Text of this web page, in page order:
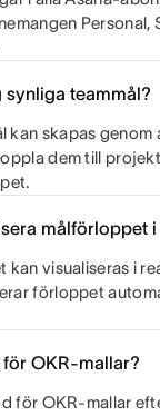
Personal,
synliga teammål?
kan skapas genom
dem till
målförloppet
kan visualiseras i
förloppet
OKR-mallar?
för OKR-mallar